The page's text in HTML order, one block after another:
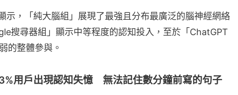
示，「純大腦組」展現了最強且分布最廣泛的腦神經網絡
搜尋器組」顯示中等程度的認知投入，至於「ChatGPT
的整體參與。
用戶出現認知失憶 無法記住數分鐘前寫的句子